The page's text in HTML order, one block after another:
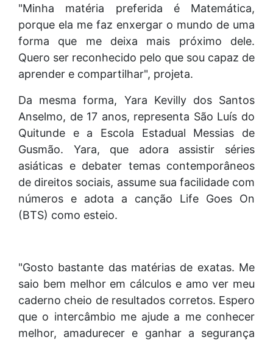
"Minha matéria preferida é Matemática,
porque ela me faz enxergar o mundo de uma
forma que me deixa mais próximo dele.
Quero ser reconhecido pelo que sou capaz de
aprender e compartilhar", projeta.
Da mesma forma, Yara Kevilly dos Santos
Anselmo, de 17 anos, representa São Luís do
Quitunde e a Escola Estadual Messias de
Gusmão. Yara, que adora assistir séries
asiáticas e debater temas contemporâneos
de direitos sociais, assume sua facilidade com
números e adota a canção Life Goes On
(BTS) como esteio.
"Gosto bastante das matérias de exatas. Me
saio bem melhor em cálculos e amo ver meu
caderno cheio de resultados corretos. Espero
que o intercâmbio me ajude a me conhecer
melhor, amadurecer e ganhar a segurança